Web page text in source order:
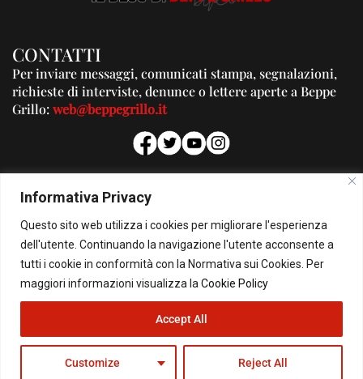
Informativa Privacy
Questo sito web utilizza i cookies per migliorare l'esperienza
dell'utente. Continuando la navigazione l'utente acconsente a
tutti i cookie in conformità con la Normativa sui Cookies. Per
maggiori informazioni visualizza la Cookie Policy
Customize Reject All
Accept All
CONTATTI
Per inviare messaggi, comunicati stampa, segnalazioni,
richieste di interviste, denunce o lettere aperte a Beppe
Grillo:web@beppegrillo.it
PUBBLICITA'
Per la tua pubblicità su questo Blog:
pubblicita@beppegrillo.it
© Copyright 2026 - Il Blog di Beppe Grillo. All Rights Reserved - Powered by
happygrafic.com